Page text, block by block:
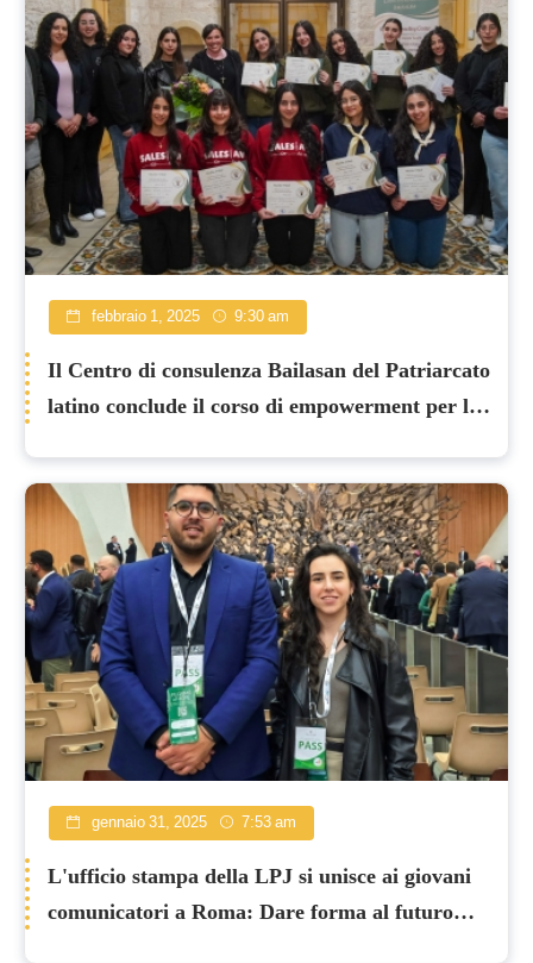
febbraio 1, 2025 9:30 am
Il Centro di consulenza Bailasan del Patriarcato
latino conclude il corso di empowerment per le
gennaio 31, 2025 7:53 am
L'ufficio stampa della LPJ si unisce ai giovani
comunicatori a Roma: Dare forma al futuro